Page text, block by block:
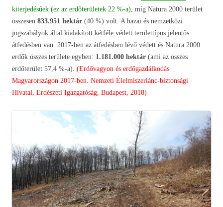
kiterjedésűek (ez az erdőterületek 22 %-a), míg Natura 2000 terület
összesen 833.951 hektár (40 %) volt. A hazai és nemzetközi
jogszabályok által kialakított kétféle védett területtípus jelentős
átfedésben van. 2017-ben az átfedésben lévő védett és Natura 2000
erdők összes területe egyben: 1.181.000 hektár (ami az összes
erdőterület 57,4 %-a). (Erdővagyon és erdőgazdálkodás
Magyarországon 2017-ben. Nemzeti Élelmiszerlánc-biztonsági
Hivatal, Erdészeti Igazgatóság, Budapest, 2018)